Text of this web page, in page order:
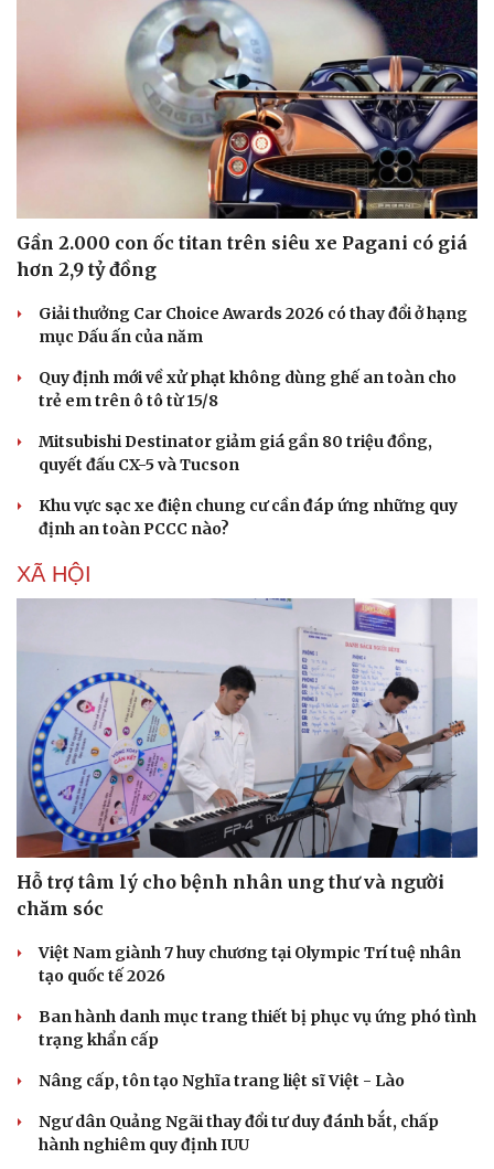
Gần 2.000 con ốc titan trên siêu xe Pagani có giá
hơn 2,9 tỷ đồng
Giải thưởng Car Choice Awards 2026 có thay đổi ở hạng
mục Dấu ấn của năm
Quy định mới về xử phạt không dùng ghế an toàn cho
trẻ em trên ô tô từ 15/8
Mitsubishi Destinator giảm giá gần 80 triệu đồng,
quyết đấu CX-5 và Tucson
Khu vực sạc xe điện chung cư cần đáp ứng những quy
định an toàn PCCC nào?
XÃ HỘI
Hỗ trợ tâm lý cho bệnh nhân ung thư và người
chăm sóc
Việt Nam giành 7 huy chương tại Olympic Trí tuệ nhân
tạo quốc tế 2026
Ban hành danh mục trang thiết bị phục vụ ứng phó tình
trạng khẩn cấp
Nâng cấp, tôn tạo Nghĩa trang liệt sĩ Việt - Lào
Ngư dân Quảng Ngãi thay đổi tư duy đánh bắt, chấp
hành nghiêm quy định IUU